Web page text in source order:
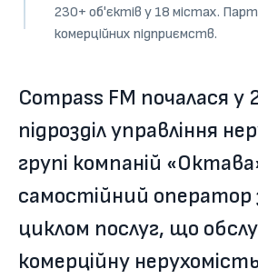
Compass FM почалася у
підрозділ управління
групі компаній
самостійний оператор
циклом послуг, що
комерційну
230+ об'єктів у 18 містах.
комерційних підприємств.